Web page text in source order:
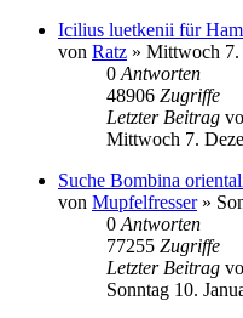
Icilius luetkenii für
von Ratz » Mittwoch 7.
0 Antworten
48906 Zugriffe
Letzter Beitrag
Mittwoch 7.
Suche Bombina
von Mupfelfresser»
0 Antworten
77255 Zugriffe
Letzter Beitrag
Sonntag 10.